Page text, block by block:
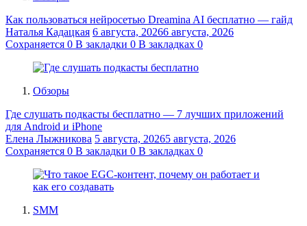
Как пользоваться нейросетью Dreamina AI бесплатно — гайд
Наталья Кадацкая 6 августа, 20266 августа, 2026
Сохраняется 0 В закладки 0 В закладках 0
Обзоры
Где слушать подкасты бесплатно — 7 лучших приложений
для Android и iPhone
Елена Лыжникова 5 августа, 20265 августа, 2026
Сохраняется 0 В закладки 0 В закладках 0
SMM